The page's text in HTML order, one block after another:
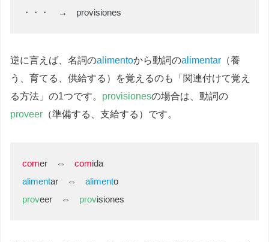
・・・ → provisiones
逆に言えば、名詞のalimentoから動詞のalimentar （養
う、育てる、供給する）を覚えるのも「関連付けて覚え
る方法」の1つです。 provisionesの場合は、動詞の
proveer （準備する、支給する）です。
comer ⇔ comida
alimentar ⇔ alimento
proveer ⇔ provisiones